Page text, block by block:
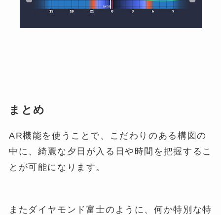
まとめ
AR機能を使うことで、こだわりのある構図の
中に、綺麗な夕日が入る日や時間を把握するこ
とが可能になります。
またダイヤモンド富士のように、何か特別な特